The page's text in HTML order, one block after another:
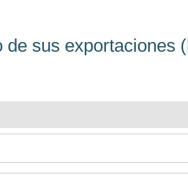
de sus exportaciones